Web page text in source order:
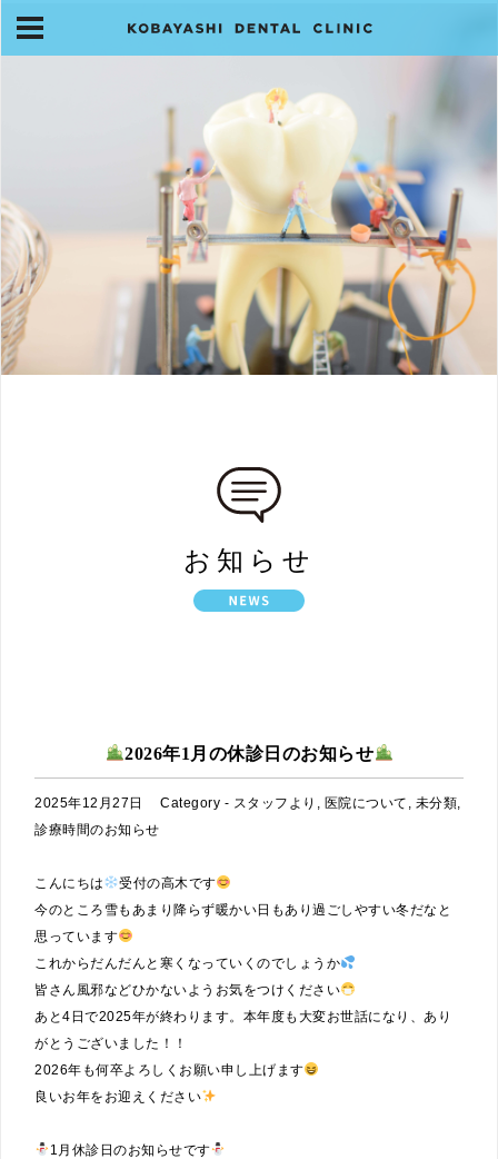
旧医院にご来院の皆様へ
訪問診療について
お知らせ
2026年1月の休診日のお知らせ
2025年12月27日 Category - スタッフより 医院について 未分類
診療時間のお知らせ
こんにちは
受付の高木です
今のところ雪もあまり降らず暖かい日もあり過ごしやすい冬だなと
思っています
これからだんだんと寒くなっていくのでしょうか
皆さん風邪などひかないようお気をつけください
あと4日で2025年が終わります。本年度も大変お世話になり、あり
がとうございました！！
2026年も何卒よろしくお願い申し上げます
良いお年をお迎えください
1月休診日のお知らせです